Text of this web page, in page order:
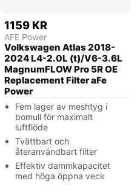
1159 KR
AFE Power
Volkswagen Atlas 2018-
2024 L4-2.0L (t)/V6-3.6L
MagnumFLOW Pro 5R OE
Replacement Filter aFe
Power
Fem lager av meshtyg i
bomull för maximalt
luftflöde
Tvättbart och
återanvändbart filter
Effektiv dammkapacitet
med höga öppna veck